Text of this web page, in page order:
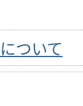
ついて